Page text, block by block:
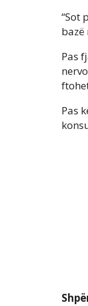
“Sot
bazë
Pas
Pas